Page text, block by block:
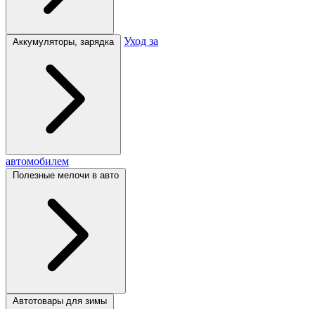
Аккумуляторы, зарядка Уход за
автомобилем
Полезные мелочи в авто
Автотовары для зимы